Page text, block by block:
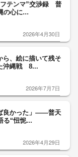
フテンマ”交渉録 普
の心に...
2026年4月30日
ら、絵に描いて残そ
沖縄戦 8...
2026年7月7日
良かった」――普天
る“忸怩...
2026年4月29日